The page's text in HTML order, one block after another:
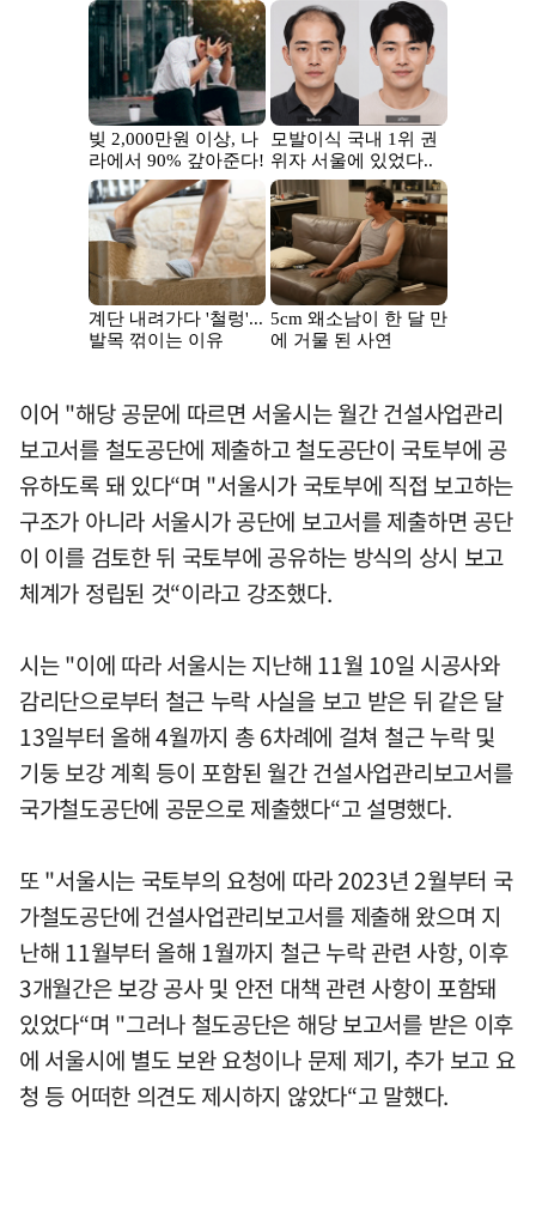
이어 "해당 공문에 따르면 서울시는 월간 건설사업관리
보고서를 철도공단에 제출하고 철도공단이 국토부에 공
유하도록 돼 있다“며 "서울시가 국토부에 직접 보고하는
구조가 아니라 서울시가 공단에 보고서를 제출하면 공단
이 이를 검토한 뒤 국토부에 공유하는 방식의 상시 보고
체계가 정립된 것“이라고 강조했다.
시는 "이에 따라 서울시는 지난해 11월 10일 시공사와
감리단으로부터 철근 누락 사실을 보고 받은 뒤 같은 달
13일부터 올해 4월까지 총 6차례에 걸쳐 철근 누락 및
기둥 보강 계획 등이 포함된 월간 건설사업관리보고서를
국가철도공단에 공문으로 제출했다“고 설명했다.
또 "서울시는 국토부의 요청에 따라 2023년 2월부터 국
가철도공단에 건설사업관리보고서를 제출해 왔으며 지
난해 11월부터 올해 1월까지 철근 누락 관련 사항, 이후
3개월간은 보강 공사 및 안전 대책 관련 사항이 포함돼
있었다“며 "그러나 철도공단은 해당 보고서를 받은 이후
에 서울시에 별도 보완 요청이나 문제 제기, 추가 보고 요
청 등 어떠한 의견도 제시하지 않았다“고 말했다.